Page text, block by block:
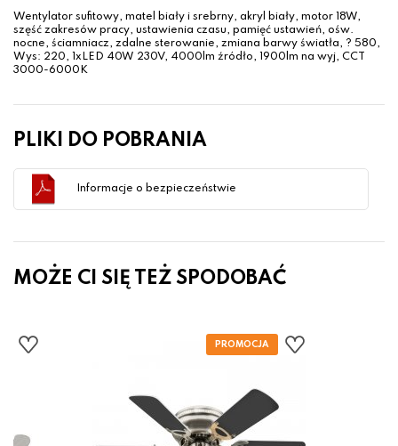
Wentylator sufitowy, matel biały i srebrny, akryl biały, motor 18W,
szęść zakresów pracy, ustawienia czasu, pamięć ustawień, ośw.
nocne, ściamniacz, zdalne sterowanie, zmiana barwy światła, ? 580,
Wys: 220, 1xLED 40W 230V, 4000lm źródło, 1900lm na wyj, CCT
3000-6000K
PLIKI DO POBRANIA
Informacje o bezpieczeństwie
MOŻE CI SIĘ TEŻ SPODOBAĆ